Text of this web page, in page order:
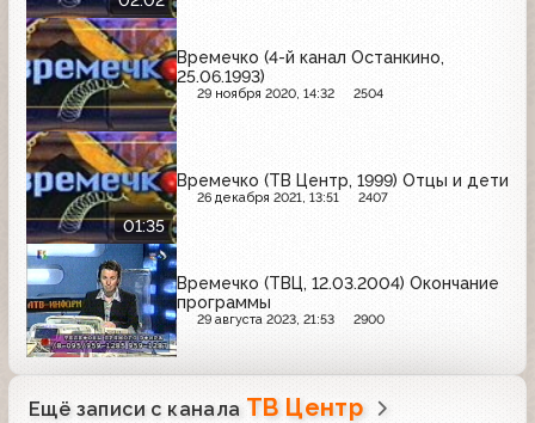
Времечко (4-й канал Останкино,
25.06.1993)
29 ноября 2020, 14:32 2504
01:35
Времечко (ТВ Центр, 1999) Отцы и дети
26 декабря 2021, 13:51 2407
Времечко (ТВЦ, 12.03.2004) Окончание
программы
29 августа 2023, 21:53 2900
Ещё записи с канала ТВ Центр